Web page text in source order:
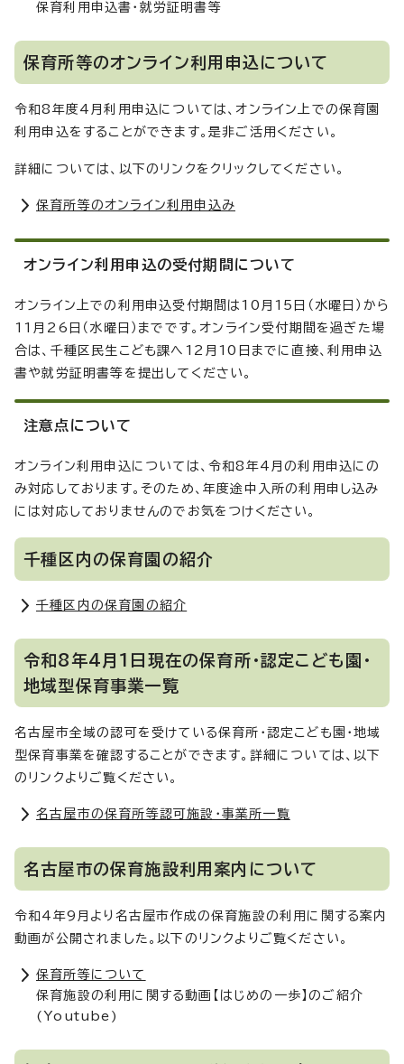
保育利用申込書・就労証明書等
保育所等のオンライン利用申込について
令和8年度4月利用申込については、オンライン上での保育園
利用申込をすることができます。是非ご活用ください。
詳細については、以下のリンクをクリックしてください。
保育所等のオンライン利用申込み
オンライン利用申込の受付期間について
オンライン上での利用申込受付期間は10月15日（水曜日）から
11月26日（水曜日）までです。オンライン受付期間を過ぎた場
合は、千種区民生こども課へ12月10日までに直接、利用申込
書や就労証明書等を提出してください。
注意点について
オンライン利用申込については、令和8年4月の利用申込にの
み対応しております。そのため、年度途中入所の利用申し込み
には対応しておりませんのでお気をつけください。
千種区内の保育園の紹介
千種区内の保育園の紹介
令和8年4月1日現在の保育所・認定こども園・
地域型保育事業一覧
名古屋市全域の認可を受けている保育所・認定こども園・地域
型保育事業を確認することができます。詳細については、以下
のリンクよりご覧ください。
名古屋市の保育所等認可施設・事業所一覧
名古屋市の保育施設利用案内について
令和4年9月より名古屋市作成の保育施設の利用に関する案内
動画が公開されました。以下のリンクよりご覧ください。
保育所等について
保育施設の利用に関する動画【はじめの一歩】のご紹介
(Youtube)